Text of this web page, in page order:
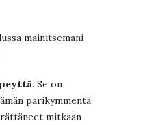
mainitsemani
. Se on
parikymmentä
mitkään